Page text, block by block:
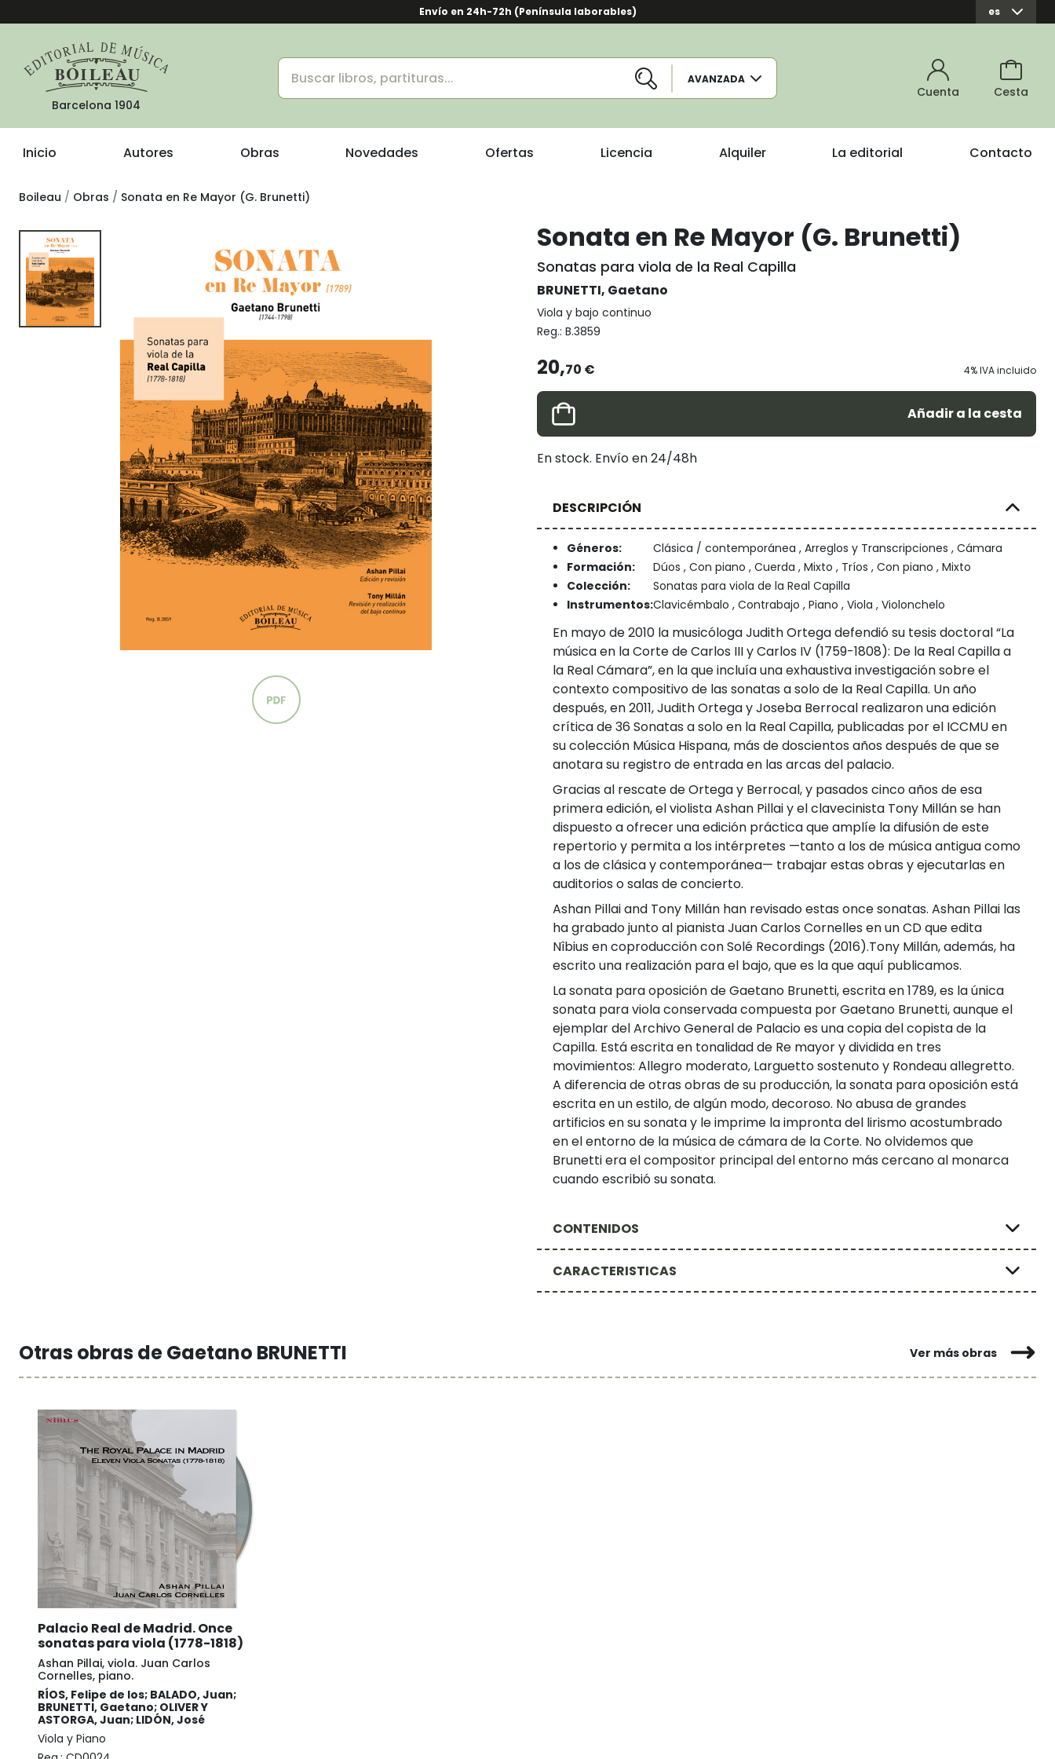
Envío en 24h-72h (Península laborables) es
Barcelona 1904
AVANZADA
Cuenta Cesta
Inicio Autores Obras Novedades Ofertas Licencia Alquiler La editorial Contacto
Boileau Obras Sonata en Re Mayor (G. Brunetti)
Sonata en Re Mayor (G. Brunetti)
Sonatas para viola de la Real Capilla
BRUNETTI, Gaetano
Viola y bajo continuo
Reg.: B.3859
20,70 € 4% IVA incluido
Añadir a la cesta
En stock. Envío en 24/48h
DESCRIPCIÓN
Géneros:
Clásica / contemporánea , Arreglos y Transcripciones , Cámara
Formación:
Dúos , Con piano , Cuerda , Mixto , Tríos , Con piano , Mixto
Colección:
Sonatas para viola de la Real Capilla
Instrumentos:Clavicémbalo , Contrabajo , Piano , Viola , Violonchelo
En mayo de 2010 la musicóloga Judith Ortega defendió su tesis doctoral “La
música en la Corte de Carlos III y Carlos IV (1759-1808): De la Real Capilla a
la Real Cámara”, en la que incluía una exhaustiva investigación sobre el
contexto compositivo de las sonatas a solo de la Real Capilla. Un año
después, en 2011, Judith Ortega y Joseba Berrocal realizaron una edición
crítica de 36 Sonatas a solo en la Real Capilla, publicadas por el ICCMU en
su colección Música Hispana, más de doscientos años después de que se
anotara su registro de entrada en las arcas del palacio.
Gracias al rescate de Ortega y Berrocal, y pasados cinco años de esa
primera edición, el violista Ashan Pillai y el clavecinista Tony Millán se han
dispuesto a ofrecer una edición práctica que amplíe la difusión de este
repertorio y permita a los intérpretes —tanto a los de música antigua como
a los de clásica y contemporánea— trabajar estas obras y ejecutarlas en
auditorios o salas de concierto.
Ashan Pillai and Tony Millán han revisado estas once sonatas. Ashan Pillai las
ha grabado junto al pianista Juan Carlos Cornelles en un CD que edita
Nîbius en coproducción con Solé Recordings (2016).Tony Millán, además, ha
escrito una realización para el bajo, que es la que aquí publicamos.
La sonata para oposición de Gaetano Brunetti, escrita en 1789, es la única
sonata para viola conservada compuesta por Gaetano Brunetti, aunque el
ejemplar del Archivo General de Palacio es una copia del copista de la
Capilla. Está escrita en tonalidad de Re mayor y dividida en tres
movimientos: Allegro moderato, Larguetto sostenuto y Rondeau allegretto.
A diferencia de otras obras de su producción, la sonata para oposición está
escrita en un estilo, de algún modo, decoroso. No abusa de grandes
artificios en su sonata y le imprime la impronta del lirismo acostumbrado
en el entorno de la música de cámara de la Corte. No olvidemos que
Brunetti era el compositor principal del entorno más cercano al monarca
cuando escribió su sonata.
CONTENIDOS
CARACTERISTICAS
Otras obras de Gaetano BRUNETTI Ver más obras
Palacio Real de Madrid. Once
sonatas para viola (1778-1818)
Ashan Pillai, viola. Juan Carlos
Cornelles, piano.
RÍOS, Felipe de los; BALADO, Juan;
BRUNETTI, Gaetano; OLIVER Y
ASTORGA, Juan; LIDÓN, José
Viola y Piano